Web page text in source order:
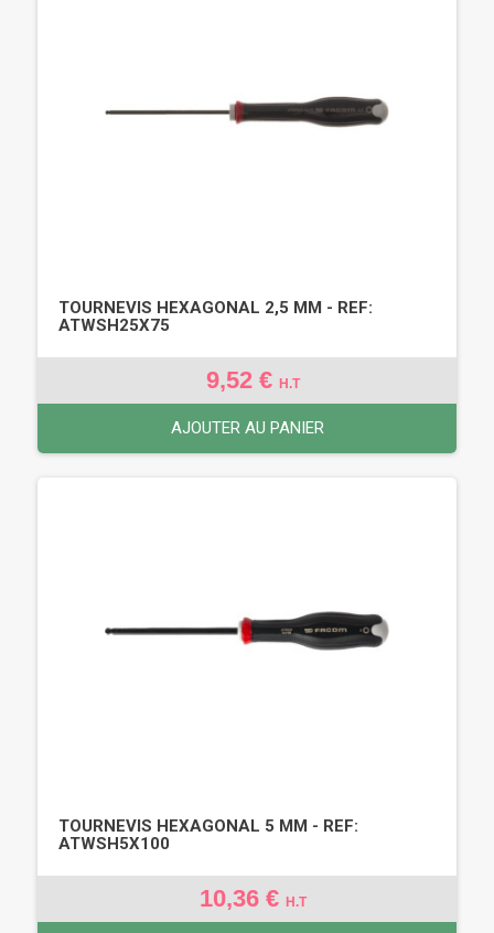
TOURNEVIS HEXAGONAL 2,5 MM - REF:
ATWSH25X75
9,52 € H.T
AJOUTER AU PANIER
TOURNEVIS HEXAGONAL 5 MM - REF:
ATWSH5X100
10,36 € H.T